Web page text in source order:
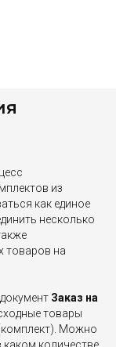
из
как единое
несколько
товаров на
Заказ на
товары
Можно